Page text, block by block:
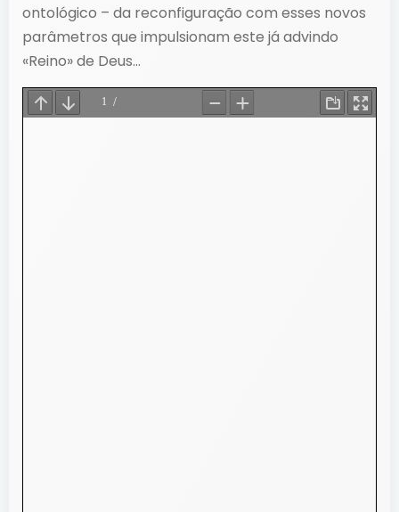
ontológico – da reconfiguração com esses novos
parâmetros que impulsionam este já advindo
«Reino» de Deus…